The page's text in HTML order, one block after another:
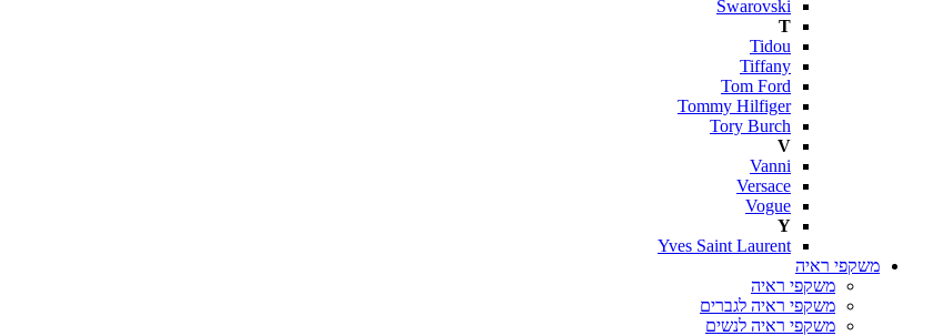
Swarovski
T
Tidou
Tiffany
Tom Ford
Tommy Hilfiger
Tory Burch
V
Vanni
Versace
Vogue
Y
Yves Saint Laurent
משקפי ראיה
משקפי ראיה
משקפי ראיה לגברים
משקפי ראיה לנשים